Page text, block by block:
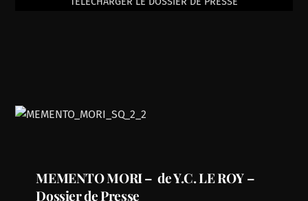
MEMENTO MORI – de Y.C. LE ROY –
Dossier de Presse